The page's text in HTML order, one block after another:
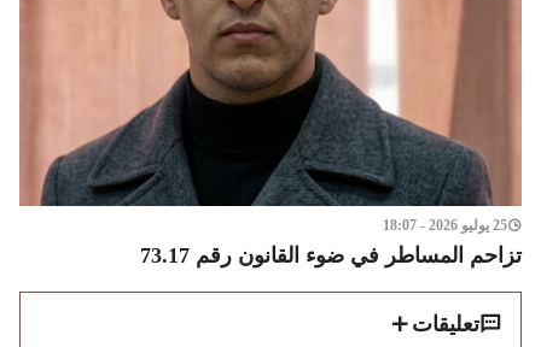
25 يوليو 2026 - 18:07
تزاحم المساطر في ضوء القانون رقم 73.17
تعليقات